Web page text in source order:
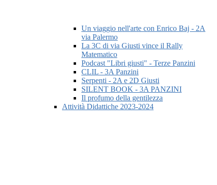
Un viaggio nell'arte con Enrico Baj - 2A
via Palermo
La 3C di via Giusti vince il Rally
Matematico
Podcast "Libri giusti" - Terze Panzini
CLIL - 3A Panzini
Serpenti - 2A e 2D Giusti
SILENT BOOK - 3A PANZINI
Il profumo della gentilezza
Attività Didattiche 2023-2024